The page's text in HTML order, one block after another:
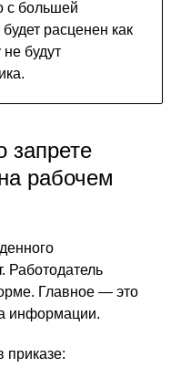
с большей
расценен как
будут
запрете
рабочем
Работодатель
Главное — это
информации.
приказе: